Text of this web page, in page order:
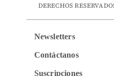
DERECHOS
Newsletters
Contáctanos
Suscripciones